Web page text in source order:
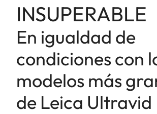
INSUPERABLE
En igualdad de
condiciones con
modelos más
de Leica Ultravid